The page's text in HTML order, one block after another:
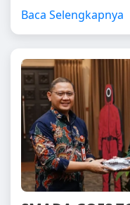
Baca Selengkapnya